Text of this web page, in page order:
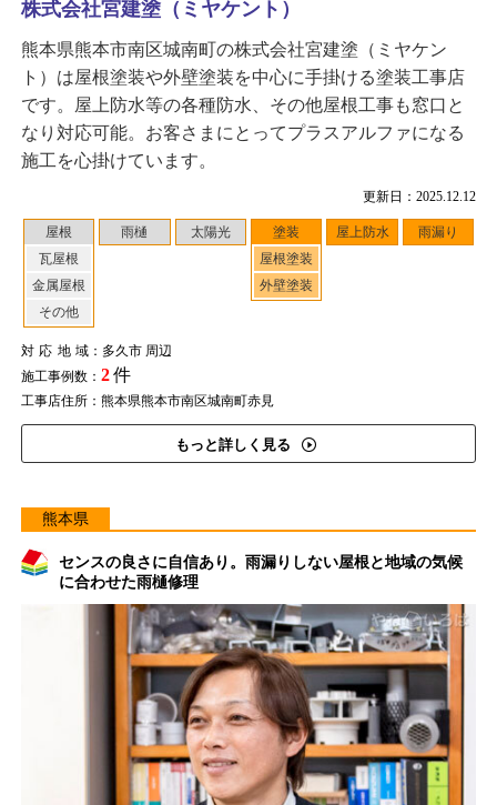
更新日：2025.12.12
屋根
瓦屋根
金属屋根
その他
雨樋 太陽光
塗装
屋根塗装
外壁塗装
屋上防水 雨漏り
対応地域：多久市 周辺
施工事例数： 2件
工事店住所：熊本県熊本市南区城南町赤見
もっと詳しく見る
株式会社宮建塗（ミヤケント）
熊本県熊本市南区城南町の株式会社宮建塗（ミヤケン
ト）は屋根塗装や外壁塗装を中心に手掛ける塗装工事店
です。屋上防水等の各種防水、その他屋根工事も窓口と
なり対応可能。お客さまにとってプラスアルファになる
施工を心掛けています。
熊本県
センスの良さに自信あり。雨漏りしない屋根と地域の気候
に合わせた雨樋修理